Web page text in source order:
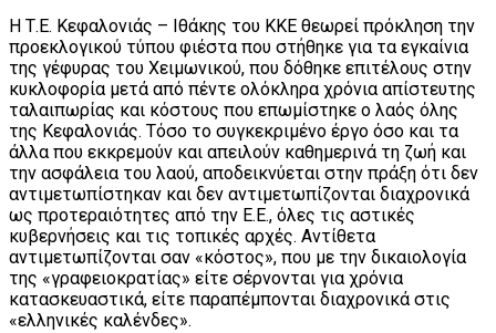
Η Τ.Ε. Κεφαλονιάς – Ιθάκης του ΚΚΕ θεωρεί πρόκληση την
προεκλογικού τύπου φιέστα που στήθηκε για τα εγκαίνια
της γέφυρας του Χειμωνικού, που δόθηκε επιτέλους στην
κυκλοφορία μετά από πέντε ολόκληρα χρόνια απίστευτης
ταλαιπωρίας και κόστους που επωμίστηκε ο λαός όλης
της Κεφαλονιάς. Τόσο το συγκεκριμένο έργο όσο και τα
άλλα που εκκρεμούν και απειλούν καθημερινά τη ζωή και
την ασφάλεια του λαού, αποδεικνύεται στην πράξη ότι δεν
αντιμετωπίστηκαν και δεν αντιμετωπίζονται διαχρονικά
ως προτεραιότητες από την Ε.Ε., όλες τις αστικές
κυβερνήσεις και τις τοπικές αρχές. Αντίθετα
αντιμετωπίζονται σαν «κόστος», που με την δικαιολογία
της «γραφειοκρατίας» είτε σέρνονται για χρόνια
κατασκευαστικά, είτε παραπέμπονται διαχρονικά στις
«ελληνικές καλένδες».